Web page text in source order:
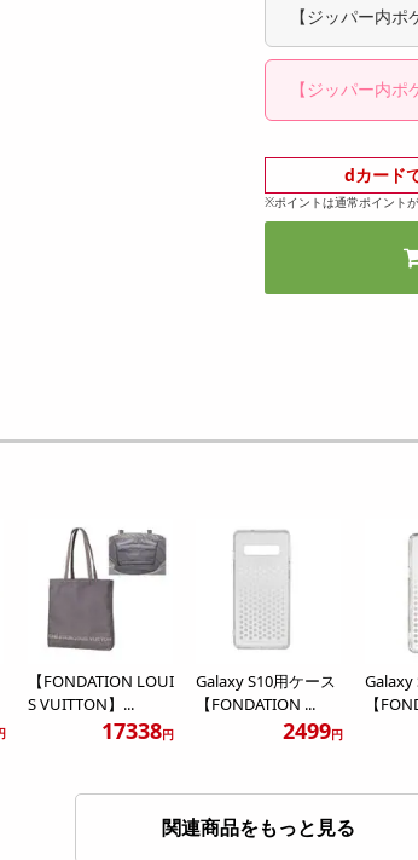
【ジッパー内
anvas)
【ジッパー内
Canvas)
dカード
※ポイントは通常ポイント
【FONDATION LOUI
S VUITTON】...
17338円
Galaxy S10用ケース
【FONDATION ...
2499円
Galaxy
【
関連商品をもっと見る
オープン
1枚あたり 33.4円